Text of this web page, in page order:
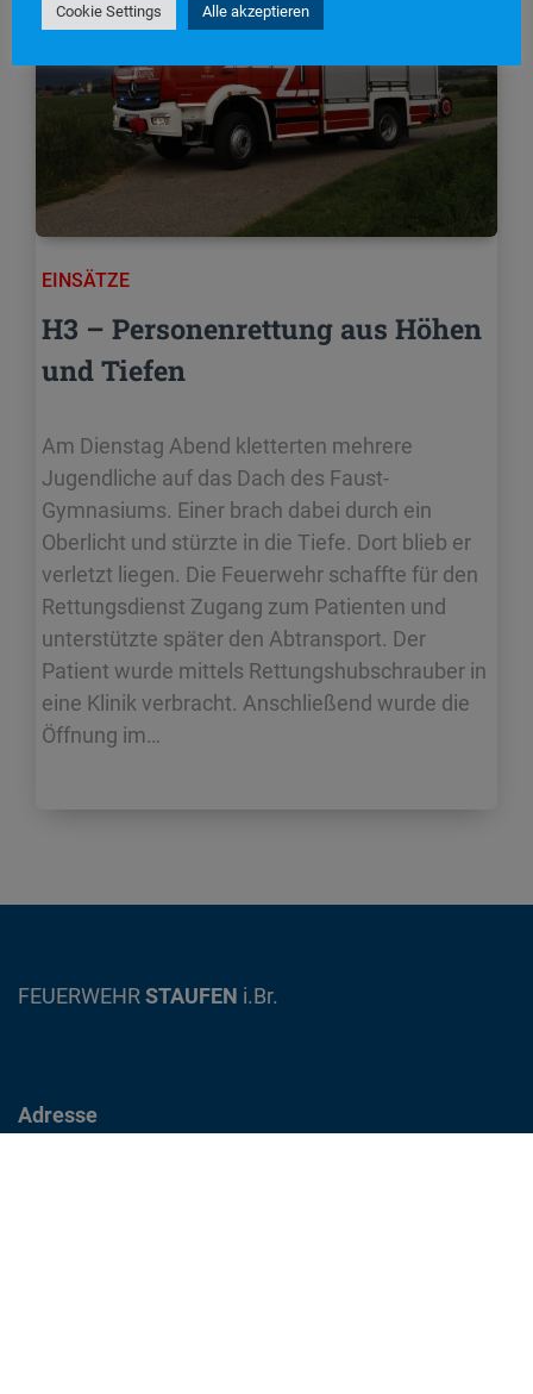
EINSÄTZE
H3 – Personenrettung aus Höhen
und Tiefen
Am Dienstag Abend kletterten mehrere
Jugendliche auf das Dach des Faust-
Gymnasiums. Einer brach dabei durch ein
Oberlicht und stürzte in die Tiefe. Dort blieb er
verletzt liegen. Die Feuerwehr schaffte für den
Rettungsdienst Zugang zum Patienten und
unterstützte später den Abtransport. Der
Patient wurde mittels Rettungshubschrauber in
eine Klinik verbracht. Anschließend wurde die
Öffnung im…
FEUERWEHR STAUFEN i.Br.
Adresse
Cookie Settings Alle akzeptieren